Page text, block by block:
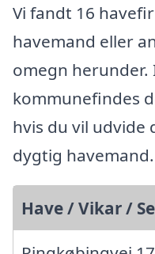
Vi fandt 16
havemand eller
omegn herunder.
kommunefindes
hvis du vil udvide
dygtig havemand.
Have / Vikar /